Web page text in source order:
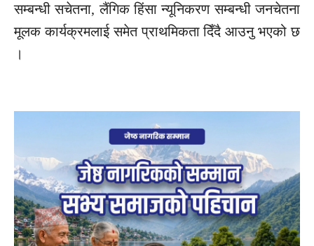
सम्बन्धी सचेतना, लैंगिक हिंसा न्यूनिकरणसम्बन्धीजनचेतना
मूलककार्यक्रमलाई समेत प्राथमिकता दिँदै आउनु भएको छ
।